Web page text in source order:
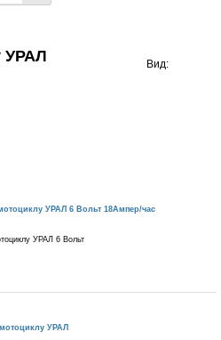
Вид:
УРАЛ
УРАЛ 6 Вольт 18Ампер/час
УРАЛ 6 Вольт
УРАЛ